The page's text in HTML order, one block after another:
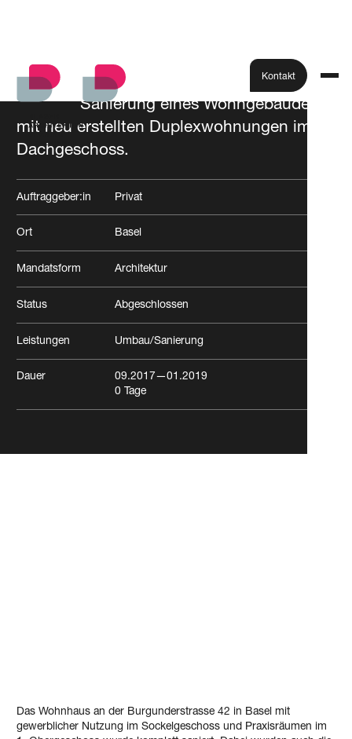
Kontakt
MFH Burgunder­strasse
Sanierung eines Wohngebäudes
mit neu erstellten Duplexwohnungen im
Dachgeschoss.
Auftraggeber:in Privat
Ort Basel
Mandatsform Architektur
Status Abgeschlossen
Leistungen Umbau/Sanierung
Dauer 09.2017 —01.2019
0 Tage
Das Wohnhaus an der Burgunderstrasse 42 in Basel mit
gewerblicher Nutzung im Sockelgeschoss und Praxisräumen im